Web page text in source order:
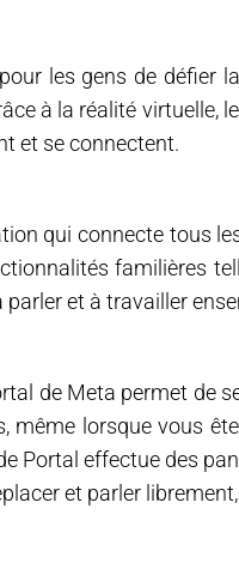
les gens de défier
à la réalité virtuelle,
et se connectent.
qui connecte tous
familières
et à travailler
de Meta permet de
même lorsque vous
Portal effectue des
et parler